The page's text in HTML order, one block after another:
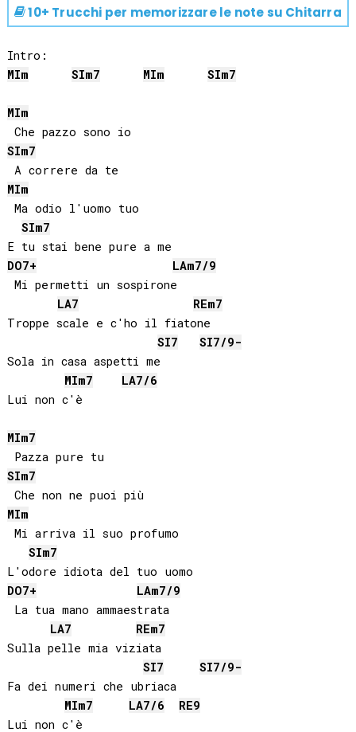
10+ Trucchi per memorizzare le note su Chitarra
MIm SIm7 MIm SIm7
MIm
SIm7
MIm
Ma odio l'uomo tuo
SIm7
DO7+ LAm7/9
Mi permetti un sospirone
LA7 REm7
Troppe scale e c'ho il fiatone
SI7 SI7/9-
Sola in casa aspetti me
MIm7 LA7/6
Lui non c'è
MIm7
SIm7
MIm
Mi arriva il suo profumo
SIm7
DO7+ LAm7/9
La tua mano ammaestrata
LA7 REm7
Sulla pelle mia viziata
SI7 SI7/9-
Fa dei numeri che ubriaca
MIm7 LA7/6 RE9
Lui non c'è